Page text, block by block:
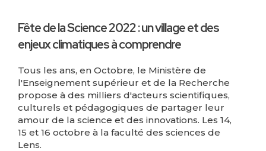
Fête de la Science 2022 : un village et des
enjeux climatiques à comprendre
Tous les ans, en Octobre, le Ministère de
l'Enseignement supérieur et de la Recherche
propose à des milliers d'acteurs scientifiques,
culturels et pédagogiques de partager leur
amour de la science et des innovations. Les 14,
15 et 16 octobre à la faculté des sciences de
Lens.